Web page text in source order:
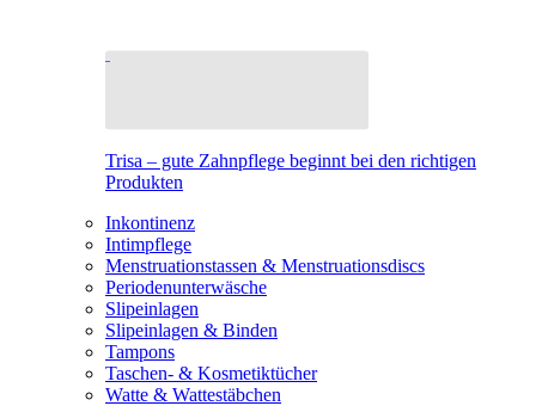
Trisa – gute Zahnpflege beginnt bei den richtigen
Produkten
Inkontinenz
Intimpflege
Menstruationstassen & Menstruationsdiscs
Periodenunterwäsche
Slipeinlagen
Slipeinlagen & Binden
Tampons
Taschen- & Kosmetiktücher
Watte & Wattestäbchen